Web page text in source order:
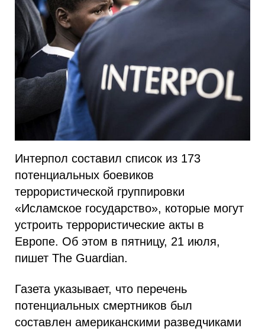
Интерпол составил список из 173
потенциальных боевиков
террористической группировки
«Исламское государство», которые могут
устроить террористические акты в
Европе. Об этом в пятницу, 21 июля,
пишет The Guardian.
Газета указывает, что перечень
потенциальных смертников был
составлен американскими разведчиками